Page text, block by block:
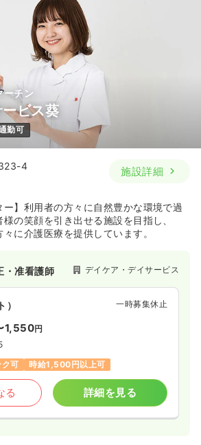
ーチン
ビス葵
勤可
4
施設詳細
ー】利用者の方々に自然豊かな環境で過
の笑顔を引き出せる施設を目指し、
に介護医療を提供しています。
・准看護師 デイケア・デイサービス
一時募集休止
1,550円
可 時給1,500円以上可
る 詳細を見る